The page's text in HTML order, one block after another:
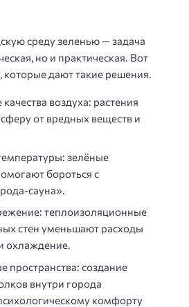
среду зеленью — задача
но и практическая. Вот
дают такие решения.
воздуха: растения
от вредных веществ и
зелёные
бороться с
сауна».
теплоизоляционные
стен уменьшают расходы
охлаждение.
пространства: создание
внутри города
комфорту